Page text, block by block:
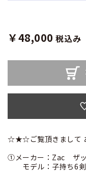
￥48,000 税込み
☆★☆ご覧頂きまして
①メーカー：Zac ザ
モデル：子持ち6剣